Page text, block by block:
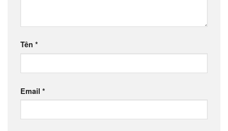
Tên *
Email *